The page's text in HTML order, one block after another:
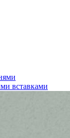
вставками